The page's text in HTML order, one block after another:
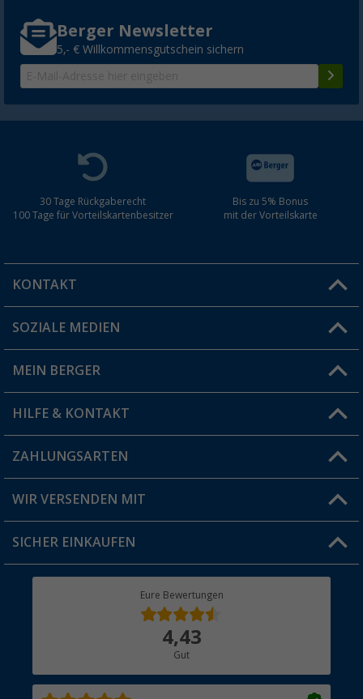
Berger Newsletter
5,- € Willkommensgutschein sichern
30 Tage Rückgaberecht
100 Tage für Vorteilskartenbesitzer
Bis zu 5% Bonus
mit der Vorteilskarte
KONTAKT
Du hast eine Frage?
Filiale finden
SOZIALE MEDIEN
MEIN BERGER
Vorteilskarte
Blog
Jobs & Karriere
HILFE & KONTAKT
FAQ & Kontakt
Versandinformationen
Rücksendung
ZAHLUNGSARTEN
WIR VERSENDEN MIT
SICHER EINKAUFEN
Eure Bewertungen
4,43
Gut